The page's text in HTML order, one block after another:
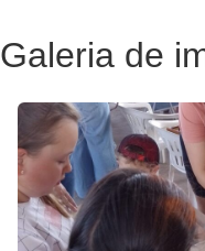
Galeria de